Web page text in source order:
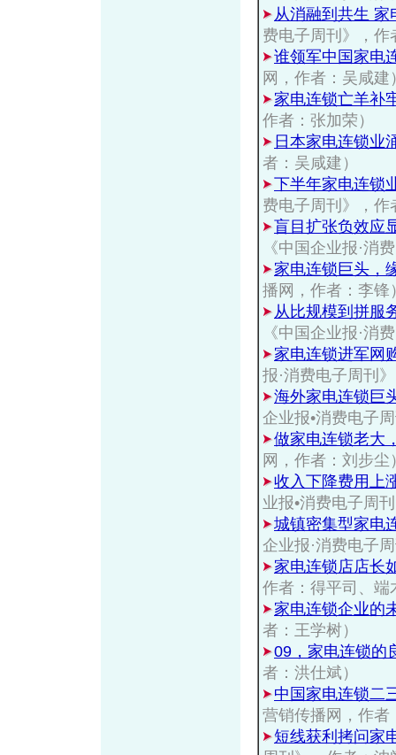
从消融到共生 家
费电子周刊》，作
谁领军中国家电
网，作者：吴咸建
家电连锁亡羊补
作者：张加荣）
日本家电连锁业
者：吴咸建）
下半年家电连锁
费电子周刊》，作
盲目扩张负效应
《中国企业报·消
家电连锁巨头，
播网，作者：李锋
从比规模到拼服
《中国企业报·消
家电连锁进军网
报·消费电子周刊
海外家电连锁巨
企业报•消费电子
做家电连锁老大
网，作者：刘步尘
收入下降费用上
业报•消费电子周
城镇密集型家电
企业报·消费电子
家电连锁店店长
作者：得平司、端
家电连锁企业的
者：王学树）
09，家电连锁的
者：洪仕斌）
中国家电连锁二
营销传播网，作者
短线获利拷问家